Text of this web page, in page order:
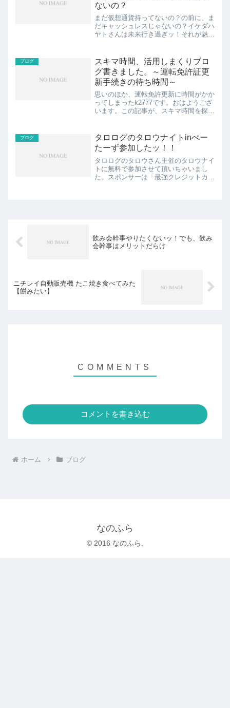
ないの？
まだ仮想通貨持ってないの？の前に、ま
だキャッシュレスじゃないの？イケダハ
ヤトさんは未来行き過ぎッ！それが魅力
ダハヤトさんとは？2.まだ仮想通貨持っ
てないの？大半の日本...
ブログ
スキマ時間、活用しまくりブロ
グ書きました。～運転免許証更
新手続きの待ち時間～
思いのほか、運転免許更新に時間がかか
ってしまったk2777です。おはようござ
います。この記事が、スキマ時間を探し
～。うん、役には立ちそうにない。ま、
ちょとお付き合いくださ...
ブログ
タロログのタロウナイトinぺー
たーず参加したッ！！
タロログのタロウさん主催のタロウナイ
トに無料で参加させて頂いちゃいまし
た。スポンサーは「最強クレジットカー
飲み会幹事やりたくないッ！でも、飲み
会幹事はメリットだらけ
ニチレイ自動販売機 たこ焼き食べてみた
【餅みたい】
コメントを書き込む
ホーム ブログ
なのふら
© 2016 なのふら.